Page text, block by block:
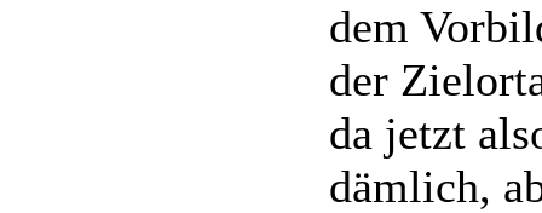
dem
der
da jetzt
dämlich,